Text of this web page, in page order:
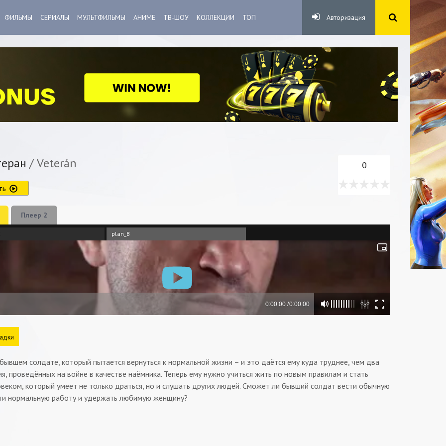
ФИЛЬМЫ СЕРИАЛЫ МУЛЬТФИЛЬМЫ АНИМЕ ТВ-ШОУ КОЛЛЕКЦИИ ТОП Авторизация
/ Veterán 0
Плеер 2
plan_B
солдате, который пытается вернуться к нормальной жизни – и это даётся ему куда труднее, чем два
проведённых на войне в качестве наёмника. Теперь ему нужно учиться жить по новым правилам и стать
который умеет не только драться, но и слушать других людей. Сможет ли бывший солдат вести обычную
нормальную работу и удержать любимую женщину?